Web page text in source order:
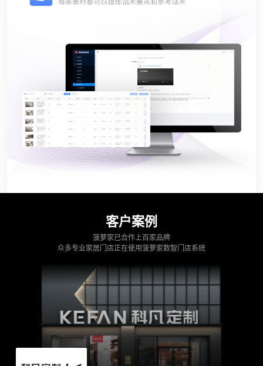
客户案例
菠萝家已合作上百家品牌
众多专业家居门店正在使用菠萝家数智门店系统